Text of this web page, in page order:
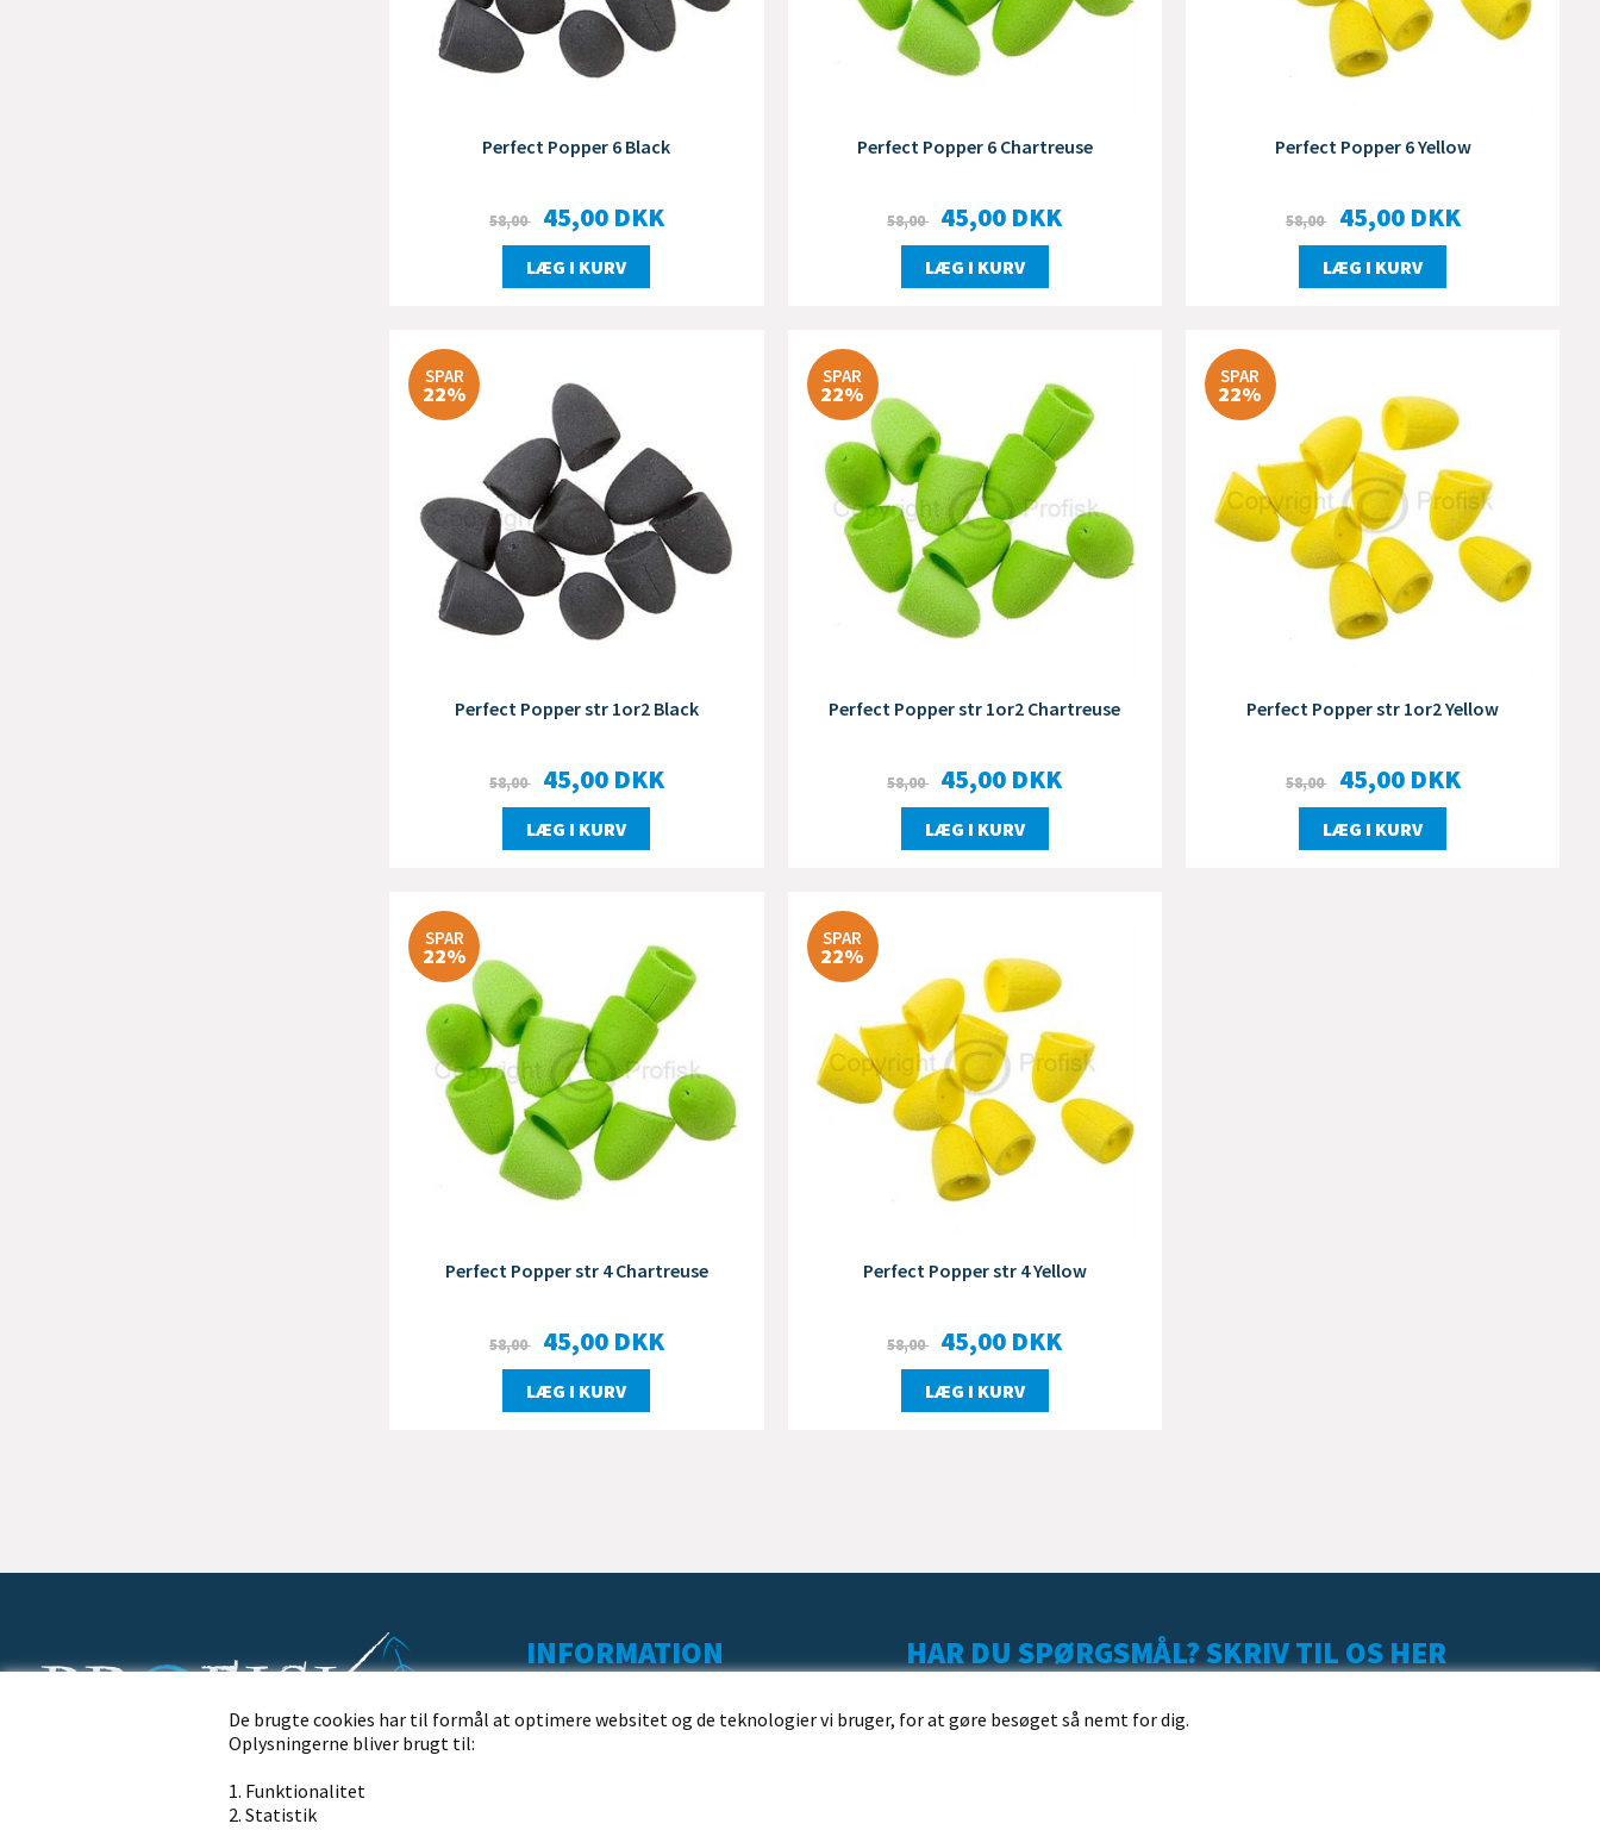
De brugte cookies har til formål at optimere websitet og de teknologier vi bruger, for at gøre besøget så nemt for dig.
Oplysningerne bliver brugt til:
1. Funktionalitet
2. Statistik
Perfect Popper 6 Black
58,00 45,00 DKK
LÆG I KURV
Perfect Popper 6 Chartreuse
58,00 45,00 DKK
LÆG I KURV
Perfect Popper 6 Yellow
58,00 45,00 DKK
LÆG I KURV
SPAR
22%
Perfect Popper str 1or2 Black
58,00 45,00 DKK
LÆG I KURV
SPAR
22%
Perfect Popper str 1or2 Chartreuse
58,00 45,00 DKK
LÆG I KURV
SPAR
22%
Perfect Popper str 1or2 Yellow
58,00 45,00 DKK
LÆG I KURV
SPAR
22%
Perfect Popper str 4 Chartreuse
58,00 45,00 DKK
LÆG I KURV
SPAR
22%
Perfect Popper str 4 Yellow
58,00 45,00 DKK
LÆG I KURV
Profisk.dk · Nørremøllevej 109 · 8800 Viborg
Ring til os på telefon
INFORMATION
KUNDESERVICE
HAR DU SPØRGSMÅL? SKRIV TIL OS HER